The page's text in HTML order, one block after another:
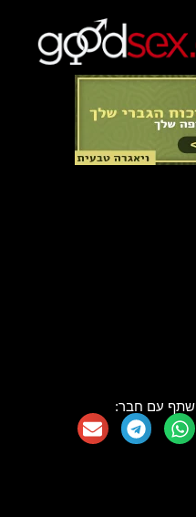
שתף עם חבר: